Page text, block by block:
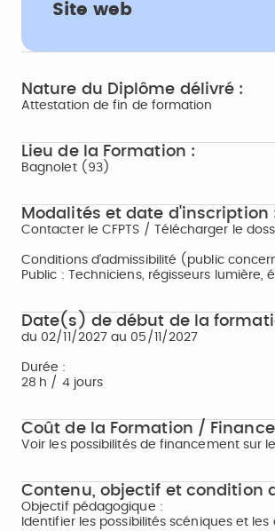
Site web
Nature du Diplôme délivré :
Attestation de fin de formation
Lieu de la Formation :
Bagnolet (93)
Modalités et date d'inscription
Contacter le CFPTS / Télécharger le
Conditions d'admissibilité (public
Public : Techniciens, régisseurs lumière,
Date(s) de début de la
du 02/11/2027 au 05/11/2027
Durée :
28 h / 4 jours
Coût de la Formation /
Voir les possibilités de financement sur le
Contenu, objectif et condition
Objectif pédagogique :
Identifier les possibilités scéniques et